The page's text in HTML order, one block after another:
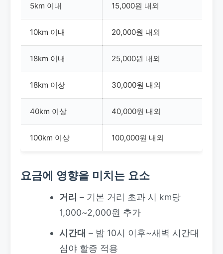
5km 이내 15,000원 내외
10km 이내 20,000원 내외
18km 이내 25,000원 내외
18km 이상 30,000원 내외
40km 이상 40,000원 내외
100km 이상 100,000원 내외
요금에 영향을 미치는 요소
거리 – 기본 거리 초과 시 km당
1,000~2,000원 추가
시간대 – 밤 10시 이후~새벽 시간대
심야 할증 적용